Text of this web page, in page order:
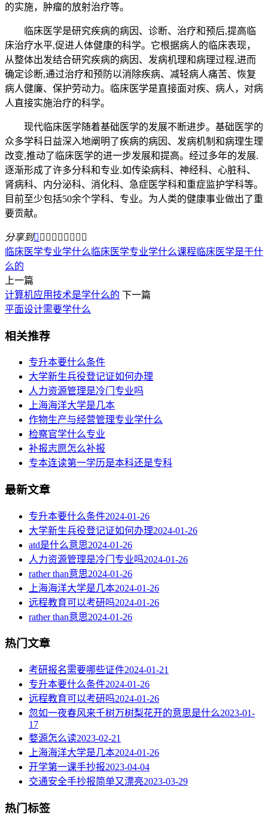
的实施，肿瘤的放射治疗等。
临床医学是研究疾病的病因、诊断、治疗和预后,提高临
床治疗水平,促进人体健康的科学。它根据病人的临床表现，
从整体出发结合研究疾病的病因、发病机理和病理过程,进而
确定诊断,通过治疗和预防以消除疾病、减轻病人痛苦、恢复
病人健廉、保护劳动力。临床医学是直接面对疾、病人，对病
人直接实施治疗的科学。
现代临床医学随着基础医学的发展不断进步。基础医学的
众多学科日益深入地阐明了疾病的病因、发病机制和病理生理
改变,推动了临床医学的进一步发展和提高。经过多年的发展.
逐渐形成了许多分科和专业.如传染病科、神经科、心脏科、
肾病科、内分泌科、消化科、急症医学科和重症监护学科等。
目前至少包括50余个学科、专业。为人类的健康事业做出了重
要贡献。
分享到        
临床医学专业学什么 临床医学专业学什么课程 临床医学是干什
么的
上一篇
计算机应用技术是学什么的 下一篇
平面设计需要学什么
相关推荐
专升本要什么条件
大学新生兵役登记证如何办理
人力资源管理是冷门专业吗
上海海洋大学是几本
作物生产与经营管理专业学什么
检察官学什么专业
补报志愿怎么补报
专本连读第一学历是本科还是专科
最新文章
专升本要什么条件2024-01-26
大学新生兵役登记证如何办理2024-01-26
atd是什么意思2024-01-26
人力资源管理是冷门专业吗2024-01-26
rather than意思2024-01-26
上海海洋大学是几本2024-01-26
远程教育可以考研吗2024-01-26
rather than意思2024-01-26
热门文章
考研报名需要哪些证件2024-01-21
专升本要什么条件2024-01-26
远程教育可以考研吗2024-01-26
忽如一夜春风来千树万树梨花开的意思是什么2023-01-
17
婺源怎么读2023-02-21
上海海洋大学是几本2024-01-26
开学第一课手抄报2023-04-04
交通安全手抄报简单又漂亮2023-03-29
热门标签